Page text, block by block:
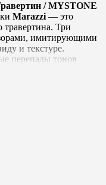
/ MYSTONE
Marazzi — это
травертина. Три
имитирующими
и текстуре.
перепады тонов
(растительный
размера - 30x60,
для создания
геометрических
элегантных